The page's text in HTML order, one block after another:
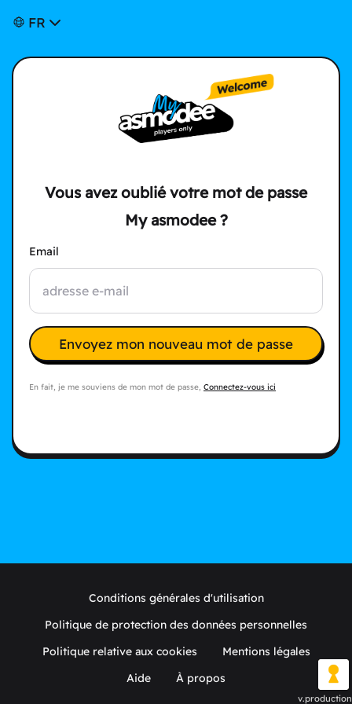
FR
Vous avez oublié votre mot de passe
My asmodee ?
Email
Envoyez mon nouveau mot de passe
En fait, je me souviens de mon mot de passe, Connectez-vous ici
Conditions générales d'utilisation
Politique de protection des données personnelles
Politique relative aux cookies
Mentions légales
Aide
À propos
v.production